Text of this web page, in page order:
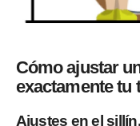
Cómo ajustar
exactamente tu
Ajustes en el